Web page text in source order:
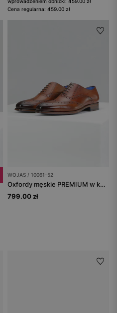
Cena regularna: 459.00 zł
WOJAS / 10061-52
Oxfordy męskie PREMIUM w kolorze jasnego brązu
799.00 zł